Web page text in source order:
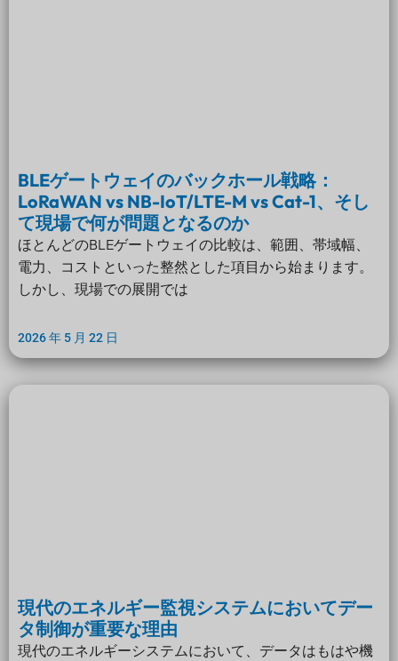
BLEゲートウェイのバックホール戦略：
LoRaWAN vs NB-IoT/LTE-M vs Cat-1、そし
て現場で何が問題となるのか
ほとんどのBLEゲートウェイの比較は、範囲、帯域幅、
電力、コストといった整然とした項目から始まります。
しかし、現場での展開では
2026 年 5 月 22 日
現代のエネルギー監視システムにおいてデー
タ制御が重要な理由
現代のエネルギーシステムにおいて、データはもはや機